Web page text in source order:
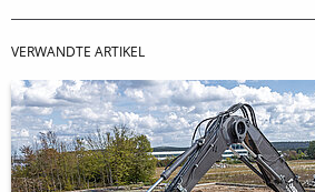
VERWANDTE ARTIKEL